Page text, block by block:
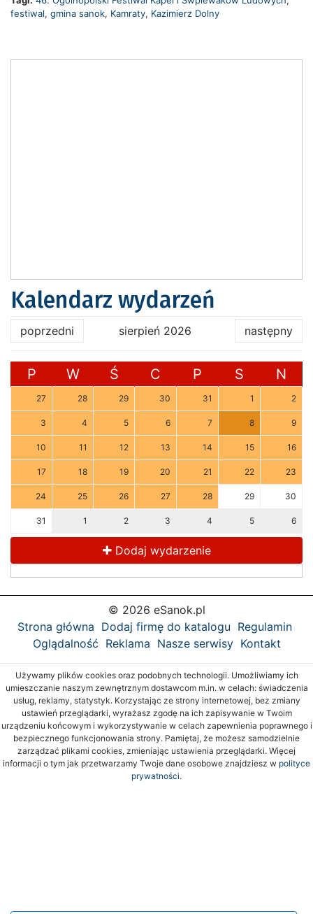
festiwal, gmina sanok, Kamraty, Kazimierz Dolny
Kalendarz wydarzeń
poprzedni sierpień 2026 następny
P W Ś C P S N
27 28 29 30 31 1 2
3 4 5 6 7 8 9
10 11 12 13 14 15 16
17 18 19 20 21 22 23
24 25 26 27 28 29 30
31 1 2 3 4 5 6
Dodaj wydarzenie
© 2026 eSanok.pl
Strona główna Dodaj firmę do katalogu Regulamin
Oglądalność Reklama Nasze serwisy Kontakt
Używamy plików cookies oraz podobnych technologii. Umożliwiamy ich
umieszczanie naszym zewnętrznym dostawcom m.in. w celach: świadczenia
usług, reklamy, statystyk. Korzystając ze strony internetowej, bez zmiany
ustawień przeglądarki, wyrażasz zgodę na ich zapisywanie w Twoim
urządzeniu końcowym i wykorzystywanie w celach zapewnienia poprawnego i
bezpiecznego funkcjonowania strony. Pamiętaj, że możesz samodzielnie
zarządzać plikami cookies, zmieniając ustawienia przeglądarki. Więcej
informacji o tym jak przetwarzamy Twoje dane osobowe znajdziesz w polityce
prywatności.